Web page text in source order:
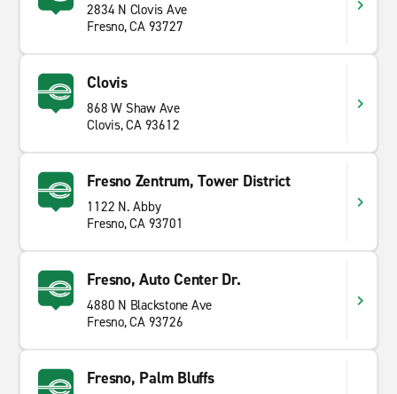
2834 N Clovis Ave
Fresno, CA 93727
Clovis
868 W Shaw Ave
Clovis, CA 93612
Fresno Zentrum, Tower District
1122 N. Abby
Fresno, CA 93701
Fresno, Auto Center Dr.
4880 N Blackstone Ave
Fresno, CA 93726
Fresno, Palm Bluffs